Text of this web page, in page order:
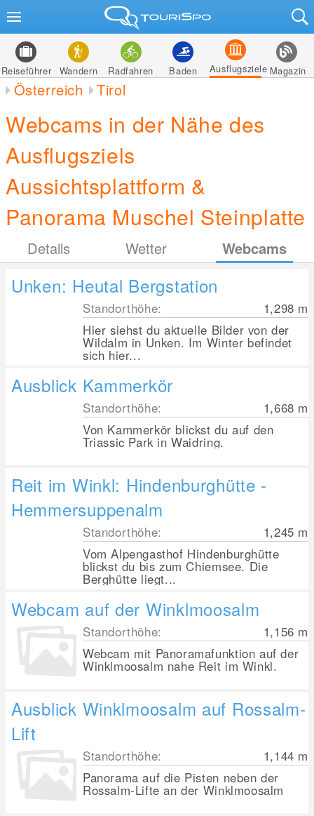
Reiseführer Wandern Radfahren Baden Ausflugsziele Magazin
Österreich Tirol
Webcams in der Nähe des
Ausflugsziels
Aussichtsplattform &
Panorama Muschel Steinplatte
Details Wetter Webcams
Unken: Heutal Bergstation
Standorthöhe: 1,298 m
Hier siehst du aktuelle Bilder von der
Wildalm in Unken. Im Winter befindet
sich hier...
Ausblick Kammerkör
Standorthöhe: 1,668 m
Von Kammerkör blickst du auf den
Triassic Park in Waidring.
Reit im Winkl: Hindenburghütte -
Hemmersuppenalm
Standorthöhe: 1,245 m
Vom Alpengasthof Hindenburghütte
blickst du bis zum Chiemsee. Die
Berghütte liegt...
Webcam auf der Winklmoosalm
Standorthöhe: 1,156 m
Webcam mit Panoramafunktion auf der
Winklmoosalm nahe Reit im Winkl.
Ausblick Winklmoosalm auf Rossalm-
Lift
Standorthöhe: 1,144 m
Panorama auf die Pisten neben der
Rossalm-Lifte an der Winklmoosalm